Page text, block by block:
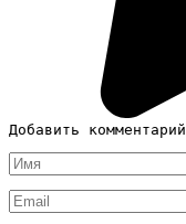
Добавить комментарий
Имя
*
Email
*